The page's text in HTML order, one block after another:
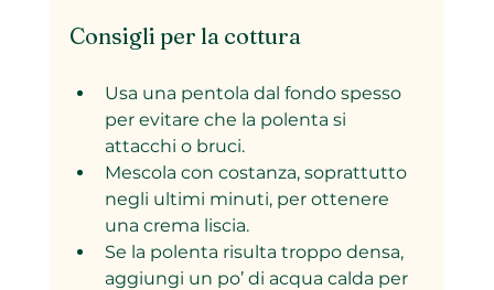
Consigli per la cottura
Usa una pentola dal fondo spesso
per evitare che la polenta si
attacchi o bruci.
Mescola con costanza, soprattutto
negli ultimi minuti, per ottenere
una crema liscia.
Se la polenta risulta troppo densa,
aggiungi un po’ di acqua calda per